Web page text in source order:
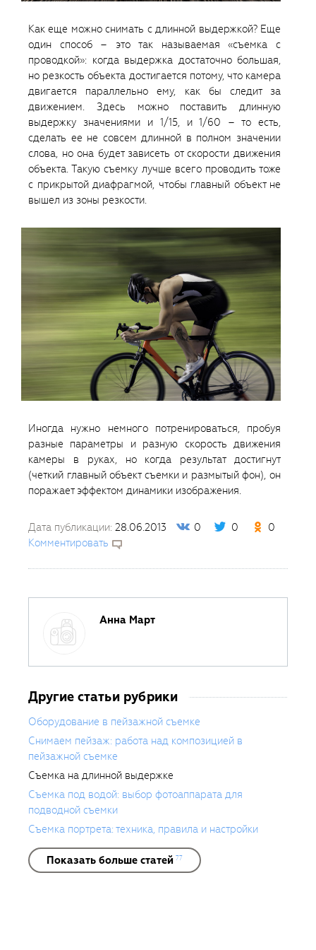
Как еще можно снимать с длинной выдержкой? Еще
один способ – это так называемая «съемка с
проводкой»: когда выдержка достаточно большая,
но резкость объекта достигается потому, что камера
двигается параллельно ему, как бы следит за
движением. Здесь можно поставить длинную
выдержку значениями и 1/15, и 1/60 – то есть,
сделать ее не совсем длинной в полном значении
слова, но она будет зависеть от скорости движения
объекта. Такую съемку лучше всего проводить тоже
с прикрытой диафрагмой, чтобы главный объект не
вышел из зоны резкости.
Иногда нужно немного потренироваться, пробуя
разные параметры и разную скорость движения
камеры в руках, но когда результат достигнут
(четкий главный объект съемки и размытый фон), он
поражает эффектом динамики изображения.
Дата публикации: 28.06.2013 0 0
0
Комментировать
Анна Март
Другие статьи рубрики
Оборудование в пейзажной съемке
Снимаем пейзаж: работа над композицией в
пейзажной съемке
Съемка на длинной выдержке
Съемка под водой: выбор фотоаппарата для
подводной съемки
Съемка портрета: техника, правила и настройки
Показать больше статей 77